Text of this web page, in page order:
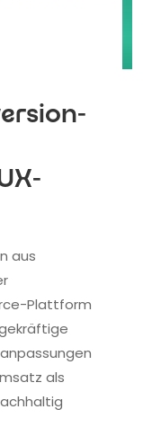
aus
Plattform
als